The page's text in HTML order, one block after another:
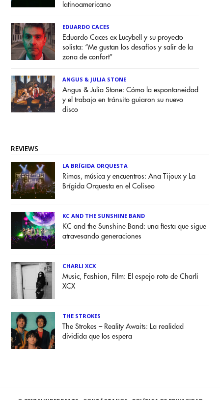
latinoamericano
EDUARDO CACES
Eduardo Caces ex Lucybell y su proyecto
solista: “Me gustan los desafíos y salir de la
zona de confort”
ANGUS & JULIA STONE
Angus & Julia Stone: Cómo la espontaneidad
y el trabajo en tránsito guiaron su nuevo
disco
REVIEWS
LA BRÍGIDA ORQUESTA
Rimas, música y encuentros: Ana Tijoux y La
Brígida Orquesta en el Coliseo
KC AND THE SUNSHINE BAND
KC and the Sunshine Band: una fiesta que sigue
atravesando generaciones
CHARLI XCX
Music, Fashion, Film: El espejo roto de Charli
XCX
THE STROKES
The Strokes – Reality Awaits: La realidad
dividida que los espera